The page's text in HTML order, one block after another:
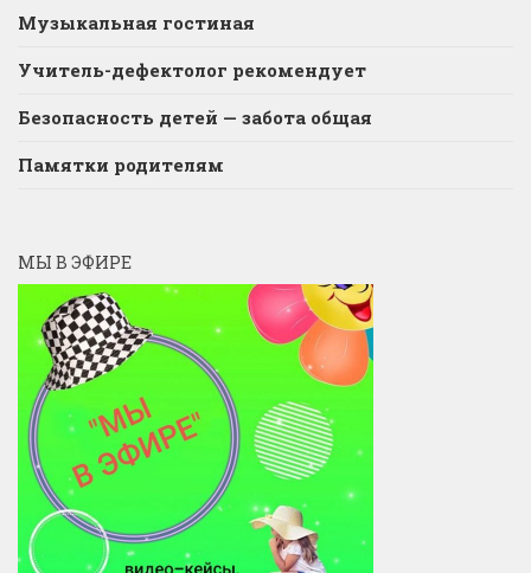
Музыкальная гостиная
Учитель-дефектолог рекомендует
Безопасность детей — забота общая
Памятки родителям
МЫ В ЭФИРЕ